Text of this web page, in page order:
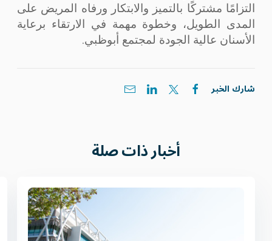
التزامًا مشتركًا بالتميز والابتكار ورفاه المريض على
المدى الطويل، وخطوة مهمة في الارتقاء برعاية
الأسنان عالية الجودة لمجتمع أبوظبي.
شارك الخبر
أخبار ذات صلة